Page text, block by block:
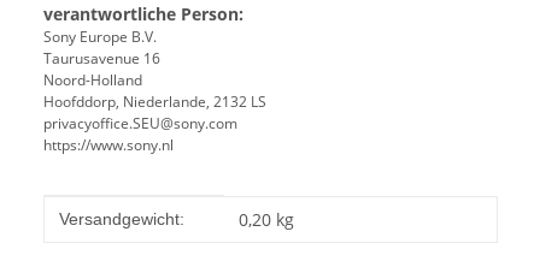
verantwortliche Person:
Sony Europe B.V.
Taurusavenue 16
Noord-Holland
Hoofddorp, Niederlande, 2132 LS
privacyoffice.SEU@sony.com
https://www.sony.nl
Produkteigenschaft
Wert
Versandgewicht: 0,20 kg